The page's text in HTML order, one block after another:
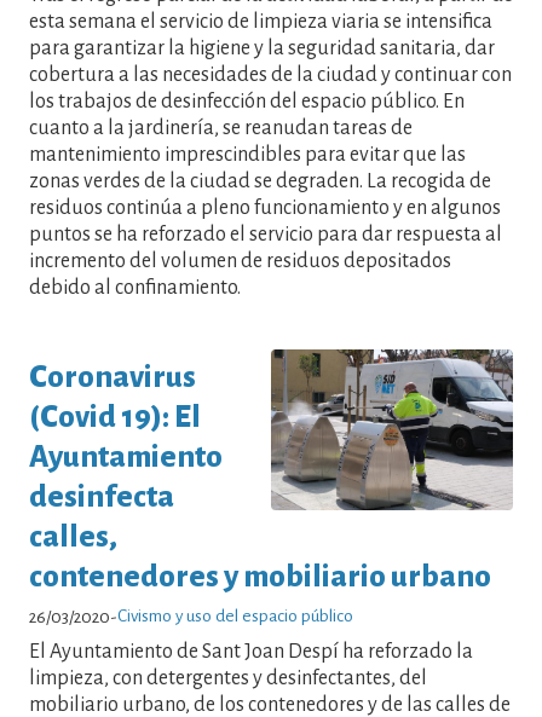
esta semana el servicio de limpieza viaria se intensifica
para garantizar la higiene y la seguridad sanitaria, dar
cobertura a las necesidades de la ciudad y continuar con
los trabajos de desinfección del espacio público. En
cuanto a la jardinería, se reanudan tareas de
mantenimiento imprescindibles para evitar que las
zonas verdes de la ciudad se degraden. La recogida de
residuos continúa a pleno funcionamiento y en algunos
puntos se ha reforzado el servicio para dar respuesta al
incremento del volumen de residuos depositados
debido al confinamiento.
Coronavirus
(Covid 19): El
Ayuntamiento
desinfecta
calles,
contenedores y mobiliario urbano
26/03/2020-Civismo y uso del espacio público
El Ayuntamiento de Sant Joan Despí ha reforzado la
limpieza, con detergentes y desinfectantes, del
mobiliario urbano, de los contenedores y de las calles de